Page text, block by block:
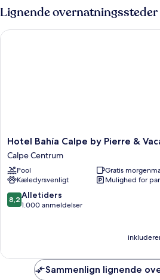
Lignende overnatningssteder
Hotel
Bahía
Calpe
by
Pierre
&
Vacances
Hotel Bahía Calpe by Pierre &
Calpe Centrum
Pool
Gratis
Kæledyrsvenligt
Mulighed for
8.2
ud
anmeldelser
8,2 Alletiders
1.000 anmeldelser
Hotel Bahía Calpe by Pierre &
Sammenlign lignende